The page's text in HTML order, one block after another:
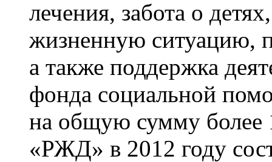
лечения, забота о
жизненную ситуацию,
а также поддержка
фонда социальной
на общую сумму
«РЖД» в 2012 году